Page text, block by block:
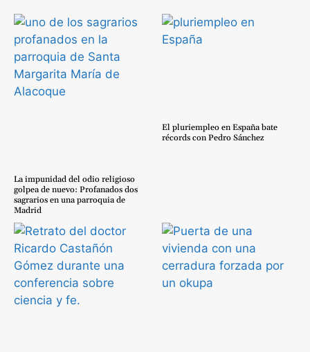
La impunidad del odio religioso
golpea de nuevo: Profanados dos
sagrarios en una parroquia de
Madrid
El pluriempleo en España bate
récords con Pedro Sánchez